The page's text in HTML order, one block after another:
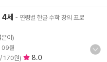
세 - 연령별 한글 수학 창의 프로
은이)
09월
170원)
8.0